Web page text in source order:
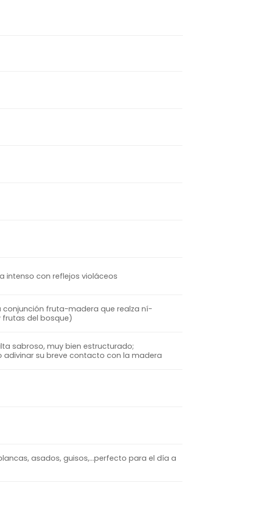
intenso con reflejos violáceos
conjunción fruta-madera que realza ní­
del bosque)
sabroso, muy bien estructurado;
su breve contacto con la madera
asados, guisos,…perfecto para el día a